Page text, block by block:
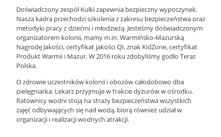
Doświadczony zespół Kulki zapewnia bezpieczny wypoczynek.
Nasza kadra przechodzi szkolenia z zakresu bezpieczeństwa oraz
metodyki pracy z dziećmi i młodzieżą. Jesteśmy doświadczonym
organizatorem kolonii, mamy m.in. Warmińsko-Mazurską
Nagrodę Jakości, certyfikat jakości QI, znak KidZone, certyfikat
Produkt Warmii i Mazur. W 2016 roku zdobyliśmy godło Teraz
Polska.
O zdrowie uczestników kolonii i obozów całodobowo dba
pielęgniarka. Lekarz przyjmuje w trakcie dyżurów w ośrodku.
Ratownicy wodni stoją na straży bezpieczeństwa wszystkich
zajęć odbywających się nad wodą, biorą również udział w
organizacji i realizacji wodnych atrakcji.